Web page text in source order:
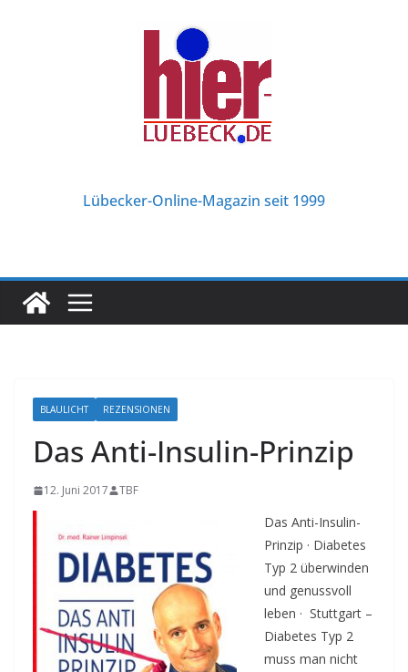
Lübecker-Online-Magazin seit 1999
BLAULICHT REZENSIONEN
Das Anti-Insulin-Prinzip
12. Juni 2017 TBF
Das Anti-Insulin-
Prinzip · Diabetes
Typ 2 überwinden
und genussvoll
leben · Stuttgart –
Diabetes Typ 2
muss man nicht